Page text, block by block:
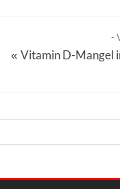
-
« Vitamin D-Mangel